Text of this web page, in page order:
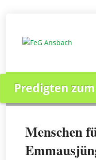
Über uns
Predigten
Regelmäßiges
Menschen